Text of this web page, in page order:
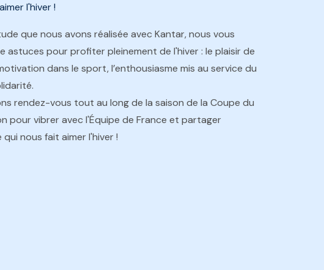
l'hiver !
que nous avons réalisée avec Kantar, nous vous
astuces pour profiter pleinement de l'hiver : le plaisir de
dans le sport, l’enthousiasme mis au service du
rendez-vous tout au long de la saison de la Coupe du
pour vibrer avec l'Équipe de France et partager
nous fait aimer l'hiver !